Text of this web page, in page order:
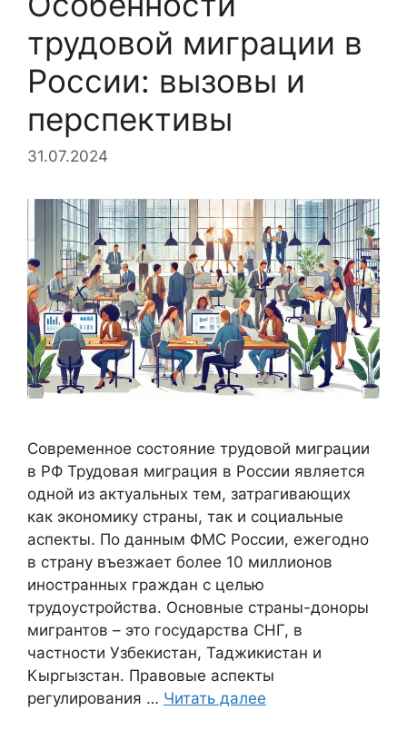
трудовой миграции в
России: вызовы и
перспективы
31.07.2024
Современное состояние трудовой миграции
в РФ Трудовая миграция в России является
одной из актуальных тем, затрагивающих
как экономику страны, так и социальные
аспекты. По данным ФМС России, ежегодно
в страну въезжает более 10 миллионов
иностранных граждан с целью
трудоустройства. Основные страны-доноры
мигрантов – это государства СНГ, в
частности Узбекистан, Таджикистан и
Кыргызстан. Правовые аспекты
регулирования … Читать далее